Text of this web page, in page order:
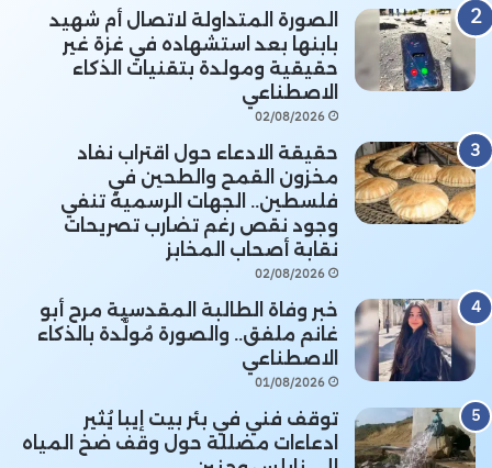
الصورة المتداولة لاتصال أم شهيد
بابنها بعد استشهاده في غزة غير
حقيقية ومولدة بتقنيات الذكاء
الاصطناعي
02/08/2026
حقيقة الادعاء حول اقتراب نفاد
مخزون القمح والطحين في
فلسطين.. الجهات الرسمية تنفي
وجود نقص رغم تضارب تصريحات
نقابة أصحاب المخابز
02/08/2026
خبر وفاة الطالبة المقدسية مرح أبو
غانم ملفق.. والصورة مُولَّدة بالذكاء
الاصطناعي
01/08/2026
توقف فني في بئر بيت إيبا يُثير
ادعاءات مضللة حول وقف ضخ المياه